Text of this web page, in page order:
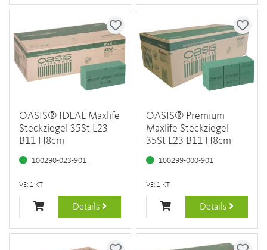
OASIS® IDEAL Maxlife
Steckziegel 35St L23
B11 H8cm
100290-023-901
VE: 1 KT
Details
OASIS® Premium
Maxlife Steckziegel
35St L23 B11 H8cm
100299-000-901
VE: 1 KT
Details